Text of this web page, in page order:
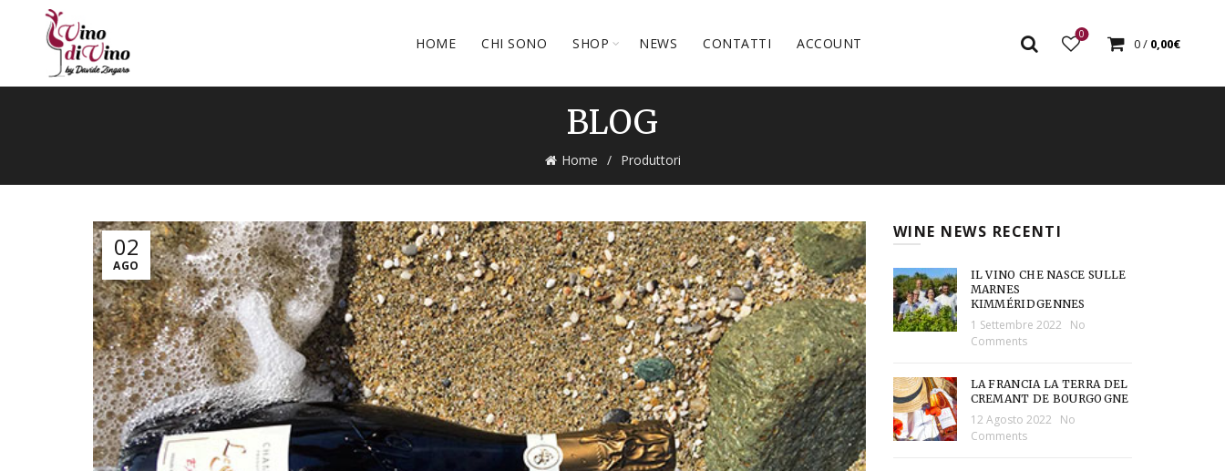
HOME CHI SONO SHOP NEWS CONTATTI ACCOUNT
0
0/ 0,00€
BLOG
Home Produttori
02
AGO
WINE NEWS RECENTI
IL VINO CHE NASCE SULLE
MARNES
KIMMÉRIDGENNES
1 Settembre 2022
No
Comments
LA FRANCIA LA TERRA DEL
CREMANT DE BOURGOGNE
12 Agosto 2022
No
Comments